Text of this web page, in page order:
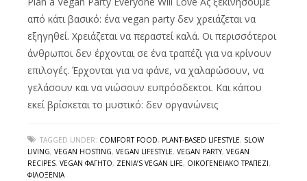
από κάτι βασικό: ένα vegan party δεν χρειάζεται να
εξηγηθεί. Χρειάζεται να περαστεί καλά. Οι περισσότεροι
άνθρωποι δεν έρχονται σε ένα τραπέζι για να κρίνουν
επιλογές. Έρχονται για να φάνε, να χαλαρώσουν, να
γελάσουν και να νιώσουν ευπρόσδεκτοι. Και κάπου
εκεί βρίσκεται το μυστικό: δεν οργανώνεις
TAGGED UNDER: COMFORT FOOD, PLANT-BASED LIFESTYLE, SLOW
LIVING, VEGAN HOSTING, VEGAN LIFESTYLE, VEGAN PARTY, VEGAN
RECIPES, VEGAN ΦΑΓΗΤΌ, ZENIA’S VEGAN LIFE, ΟΙΚΟΓΕΝΕΙΑΚΌ ΤΡΑΠΈΖΙ,
ΦΙΛΟΞΕΝΊΑ